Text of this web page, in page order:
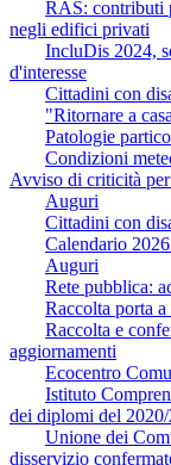
RAS: contributi
negli edifici privati
IncluDis 2024,
d'interesse
Cittadini con
"Ritornare a
Patologie
Condizioni
Avviso di criticità
Auguri
Cittadini con
Calendario
Auguri
Rete pubblica:
Raccolta porta
Raccolta e
aggiornamenti
Ecocentro
Istituto
dei diplomi del 2020/
Unione dei
disservizio